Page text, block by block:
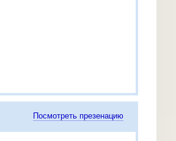
Посмотреть презенацию